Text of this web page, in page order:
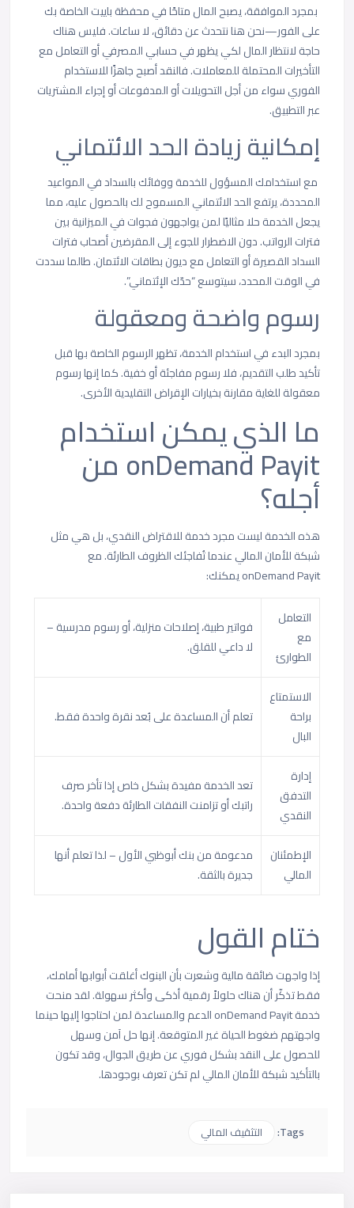
بمجرد الموافقة، يصبح المال متاحًا في محفظة باييت الخاصة بك
على الفور—نحن هنا نتحدث عن دقائق، لا ساعات. فليس هناك
حاجة لانتظار المال لكي يظهر في حسابي المصرفي أو التعامل مع
التأخيرات المحتملة للمعاملات. فالنقد أصبح جاهزًا للاستخدام
الفوري سواء من أجل التحويلات أو المدفوعات أو إجراء المشتريات
عبر التطبيق.
إمكانية زيادة الحد الائتماني
مع استخدامك المسؤول للخدمة ووفائك بالسداد في المواعيد
المحددة، يرتفع الحد الائتماني المسموح لك بالحصول عليه، مما
يجعل الخدمة حلا مثاليًا لمن يواجهون فجوات في الميزانية بين
فترات الرواتب. دون الاضطرار للجوء إلى المقرضين أصحاب فترات
السداد القصيرة أو التعامل مع ديون بطاقات الائتمان. طالما سددت
في الوقت المحدد، سيتوسع “حدّك الإئتماني”.
رسوم واضحة ومعقولة
بمجرد البدء في استخدام الخدمة، تظهر الرسوم الخاصة بها قبل
تأكيد طلب التقديم، فلا رسوم مفاجئة أو خفية. كما إنها رسوم
معقولة للغاية مقارنة بخيارات الإقراض التقليدية الأخرى.
ما الذي يمكن استخدام
onDemand Payit من
أجله؟
هذه الخدمة ليست مجرد خدمة للاقتراض النقدي، بل هي مثل
شبكة للأمان المالي عندما تُفاجئك الظروف الطارئة. مع
onDemand Payit يمكنك:
التعامل
مع
الطوارئ
فواتير طبية، إصلاحات منزلية، أو رسوم مدرسية –
لا داعي للقلق.
الاستمتاع
براحة
البال
تعلم أن المساعدة على بُعد نقرة واحدة فقط.
إدارة
التدفق
النقدي
تعد الخدمة مفيدة بشكل خاص إذا تأخر صرف
راتبك أو تزامنت النفقات الطارئة دفعة واحدة.
الإطمئنان
المالي
مدعومة من بنك أبوظبي الأول – لذا تعلم أنها
جديرة بالثقة.
ختام القول
إذا واجهت ضائقة مالية وشعرت بأن البنوك أغلقت أبوابها أمامك،
فقط تذكّر أن هناك حلولاً رقمية أذكى وأكثر سهولة. لقد منحت
خدمة onDemand Payit الدعم والمساعدة لمن احتاجوا إليها حينما
واجهتهم ضغوط الحياة غير المتوقعة. إنها حل آمن وسهل
للحصول على النقد بشكل فوري عن طريق الجوال، وقد تكون
بالتأكيد شبكة للأمان المالي لم تكن تعرف بوجودها.
Tags: التثقيف المالي